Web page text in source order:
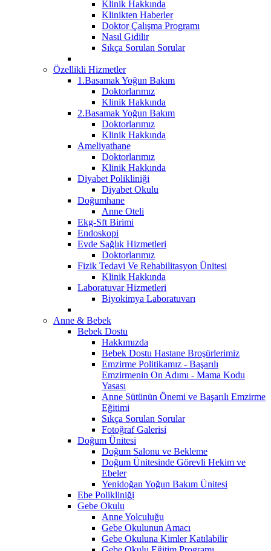
Klinik Hakkında
Klinikten Haberler
Doktor Çalışma Programı
Nasıl Gidilir
Sıkça Sorulan Sorular
Özellikli Hizmetler
1.Basamak Yoğun Bakım
Doktorlarımız
Klinik Hakkında
2.Basamak Yoğun Bakım
Doktorlarımız
Klinik Hakkında
Ameliyathane
Doktorlarımız
Klinik Hakkında
Diyabet Polikliniği
Diyabet Okulu
Doğumhane
Anne Oteli
Ekg-Sft Birimi
Endoskopi
Evde Sağlık Hizmetleri
Doktorlarımız
Fizik Tedavi Ve Rehabilitasyon Ünitesi
Klinik Hakkında
Laboratuvar Hizmetleri
Biyokimya Laboratuvarı
Anne & Bebek
Bebek Dostu
Hakkımızda
Bebek Dostu Hastane Broşürlerimiz
Emzirme Politikamız - Başarılı
Emzirmenin On Adımı - Mama Kodu
Yasası
Anne Sütünün Önemi ve Başarılı Emzirme
Eğitimi
Sıkça Sorulan Sorular
Fotoğraf Galerisi
Doğum Ünitesi
Doğum Salonu ve Bekleme
Doğum Ünitesinde Görevli Hekim ve
Ebeler
Yenidoğan Yoğun Bakım Ünitesi
Ebe Polikliniği
Gebe Okulu
Anne Yolculuğu
Gebe Okulunun Amacı
Gebe Okuluna Kimler Katılabilir